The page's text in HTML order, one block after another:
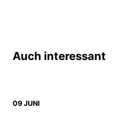
Auch interessant
09 JUNI